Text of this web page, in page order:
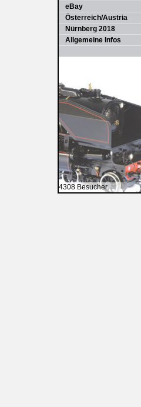
eBay
Österreich/Austria
Nürnberg 2018
Allgemeine Infos
4308 Besucher